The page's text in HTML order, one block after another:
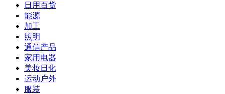
日用百货
能源
加工
照明
通信产品
家用电器
美妆日化
运动户外
服装